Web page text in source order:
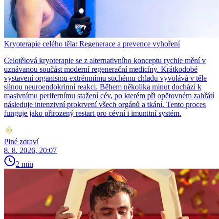
Kryoterapie celého těla: Regenerace a prevence vyhoření
Celotělová kryoterapie se z alternativního konceptu rychle mění v
uznávanou součást moderní regenerační medicíny. Krátkodobé
vystavení organismu extrémnímu suchému chladu vyvolává v těle
silnou neuroendokrinní reakci. Během několika minut dochází k
masivnímu perifernímu stažení cév, po kterém při opětovném zahřátí
následuje intenzivní prokrvení všech orgánů a tkání. Tento proces
funguje jako přirozený restart pro cévní i imunitní systém.
Plné zdraví
8. 8. 2026, 20:07
2 min